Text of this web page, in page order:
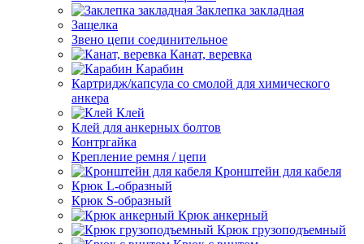
Заклепка закладная
Защелка
Звено цепи соединительное
Канат, веревка
Карабин
Картридж/капсула со смолой для химического
анкера
Клей
Клей для анкерных болтов
Контргайка
Крепление ремня / цепи
Кронштейн для кабеля
Крюк L-образный
Крюк S-образный
Крюк анкерный
Крюк грузоподъемный